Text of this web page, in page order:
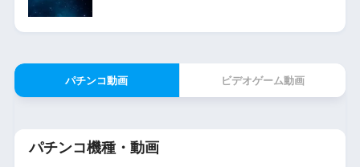
パチンコ動画 ビデオゲーム動画
パチンコ機種・動画